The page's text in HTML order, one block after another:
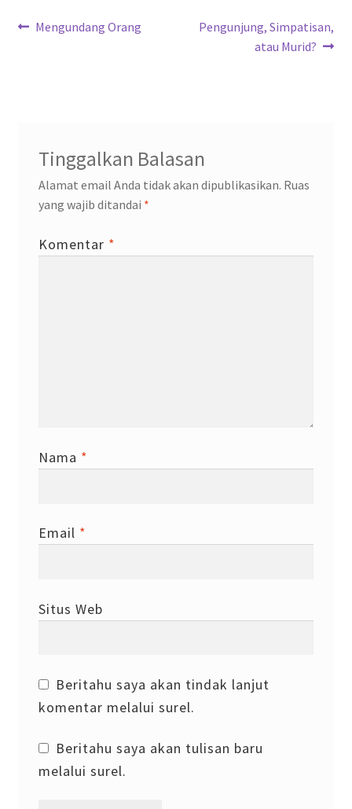
k
p
Navigasi
Previous
Mengundang Orang
Next
Pengunjung, Simpatisan,
atau Murid?
Tinggalkan Balasan
Alamat email Anda tidak akan dipublikasikan. Ruas
yang wajib ditandai *
Komentar *
Nama *
Email *
Situs Web
Beritahu saya akan tindak lanjut
komentar melalui surel.
Beritahu saya akan tulisan baru
melalui surel.